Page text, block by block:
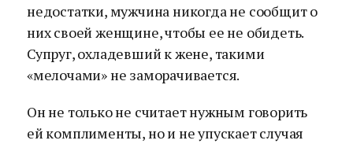
недостатки, мужчина никогда не сообщит о
них своей женщине, чтобы ее не обидеть.
Супруг, охладевший к жене, такими
«мелочами» не заморачивается.
Он не только не считает нужным говорить
ей комплименты, но и не упускает случая